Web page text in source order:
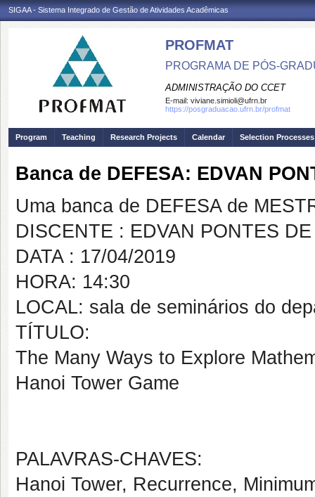
SIGAA - Sistema Integrado de Gestão de Atividades Acadêmicas
PROFMAT
PROGRAMA DE PÓS-
ADMINISTRAÇÃO DO CCET
E-mail: viviane.simioli@ufrn.br
https://posgraduacao.ufrn.br/profmat
Program Teaching Research Projects Calendar Selection Processes
Banca de DEFESA: EDVAN
Uma banca de DEFESA de
DISCENTE : EDVAN PONTES
DATA : 17/04/2019
HORA: 14:30
LOCAL: sala de seminários do
TÍTULO:
The Many Ways to Explore
Hanoi Tower Game
PALAVRAS-CHAVES:
Hanoi Tower, Recurrence,